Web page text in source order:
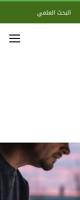
البحث العلمي